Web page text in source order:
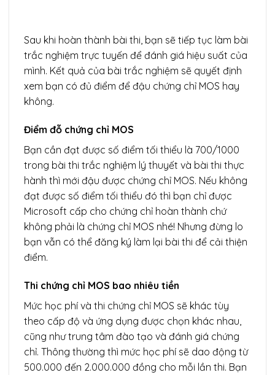
Sau khi hoàn thành bài thi, bạn sẽ tiếp tục làm bài
trắc nghiệm trực tuyến để đánh giá hiệu suất của
mình. Kết quả của bài trắc nghiệm sẽ quyết định
xem bạn có đủ điểm để đậu chứng chỉ MOS hay
không.
Điểm đỗ chứng chỉ MOS
Bạn cần đạt được số điểm tối thiểu là 700/1000
trong bài thi trắc nghiệm lý thuyết và bài thi thực
hành thì mới đậu được chứng chỉ MOS. Nếu không
đạt được số điểm tối thiểu đó thì bạn chỉ được
Microsoft cấp cho chứng chỉ hoàn thành chứ
không phải là chứng chỉ MOS nhé! Nhưng đừng lo
bạn vẫn có thể đăng ký làm lại bài thi để cải thiện
điểm.
Thi chứng chỉ MOS bao nhiêu tiền
Mức học phí và thi chứng chỉ MOS sẽ khác tùy
theo cấp độ và ứng dụng được chọn khác nhau,
cũng như trung tâm đào tạo và đánh giá chứng
chỉ. Thông thường thì mức học phí sẽ dao động từ
500.000 đến 2.000.000 đồng cho mỗi lần thi. Bạn